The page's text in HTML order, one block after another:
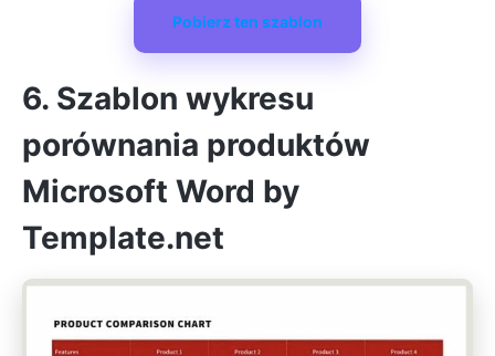
Pobierz ten szablon
6. Szablon wykresu
porównania produktów
Microsoft Word by
Template.net